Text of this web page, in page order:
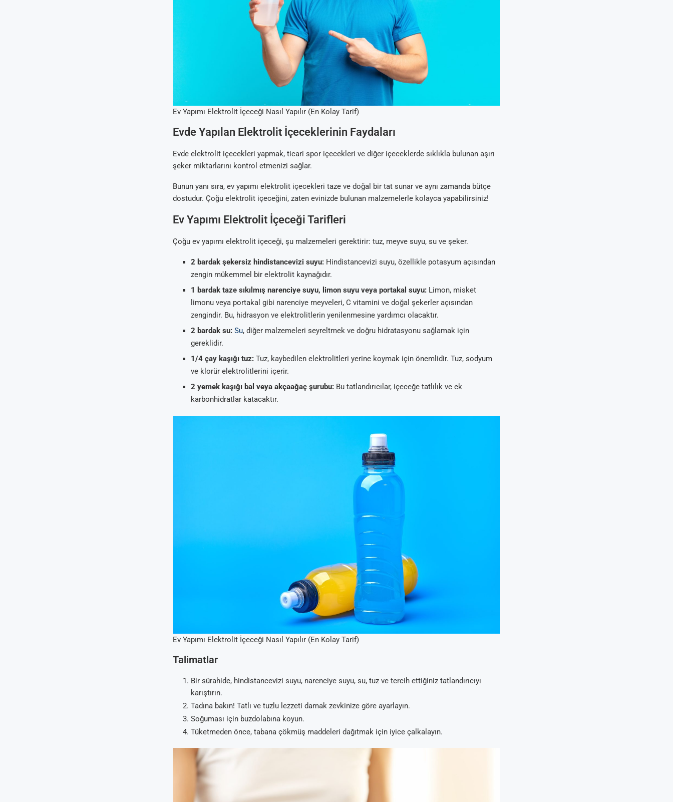
Ev Yapımı Elektrolit İçeceği Nasıl Yapılır (En Kolay Tarif)
Evde Yapılan Elektrolit İçeceklerinin Faydaları
Evde elektrolit içecekleri yapmak, ticari spor içecekleri ve diğer içeceklerde sıklıkla bulunan aşırı
şeker miktarlarını kontrol etmenizi sağlar.
Bunun yanı sıra, ev yapımı elektrolit içecekleri taze ve doğal bir tat sunar ve aynı zamanda bütçe
dostudur. Çoğu elektrolit içeceğini, zaten evinizde bulunan malzemelerle kolayca yapabilirsiniz!
Ev Yapımı Elektrolit İçeceği Tarifleri
Çoğu ev yapımı elektrolit içeceği, şu malzemeleri gerektirir: tuz, meyve suyu, su ve şeker.
2 bardak şekersiz hindistancevizi suyu:Hindistancevizi suyu, özellikle potasyum açısından
zengin mükemmel bir elektrolit kaynağıdır.
1 bardak taze sıkılmış narenciye suyu, limon suyu veya portakal suyu:Limon, misket
limonu veya portakal gibi narenciye meyveleri, C vitamini ve doğal şekerler açısından
zengindir. Bu, hidrasyon ve elektrolitlerin yenilenmesine yardımcı olacaktır.
2 bardak su: Su, diğer malzemeleri seyreltmek ve doğru hidratasyonu sağlamak için
gereklidir.
1/4 çay kaşığı tuz:Tuz, kaybedilen elektrolitleri yerine koymak için önemlidir. Tuz, sodyum
ve klorür elektrolitlerini içerir.
2 yemek kaşığı bal veya akçaağaç şurubu:Bu tatlandırıcılar, içeceğe tatlılık ve ek
karbonhidratlar katacaktır.
Ev Yapımı Elektrolit İçeceği Nasıl Yapılır (En Kolay Tarif)
Talimatlar
Bir sürahide, hindistancevizi suyu, narenciye suyu, su, tuz ve tercih ettiğiniz tatlandırıcıyı
karıştırın.
Tadına bakın! Tatlı ve tuzlu lezzeti damak zevkinize göre ayarlayın.
Soğuması için buzdolabına koyun.
Tüketmeden önce, tabana çökmüş maddeleri dağıtmak için iyice çalkalayın.